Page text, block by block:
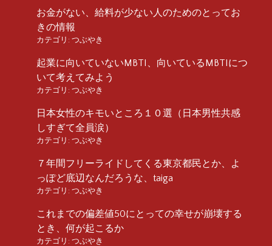
お金がない、給料が少ない人のためのとってお
きの情報
カテゴリ: つぶやき
起業に向いていないMBTI、向いているMBTIにつ
いて考えてみよう
カテゴリ: つぶやき
日本女性のキモいところ１０選（日本男性共感
しすぎて全員涙）
カテゴリ: つぶやき
７年間フリーライドしてくる東京都民とか、よ
っぽど底辺なんだろうな、taiga
カテゴリ: つぶやき
これまでの偏差値50にとっての幸せが崩壊する
とき、何が起こるか
カテゴリ: つぶやき